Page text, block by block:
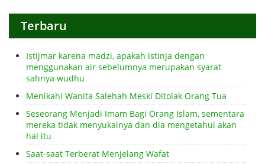
Terbaru
Istijmar karena madzi, apakah istinja dengan
menggunakan air sebelumnya merupakan syarat
sahnya wudhu
Menikahi Wanita Salehah Meski Ditolak Orang Tua
Seseorang Menjadi Imam Bagi Orang Islam, sementara
mereka tidak menyukainya dan dia mengetahui akan
hal itu
Saat-saat Terberat Menjelang Wafat